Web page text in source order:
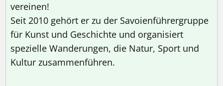
vereinen!
Seit 2010 gehört er zu der Savoienführergruppe
für Kunst und Geschichte und organisiert
spezielle Wanderungen, die Natur, Sport und
Kultur zusammenführen.